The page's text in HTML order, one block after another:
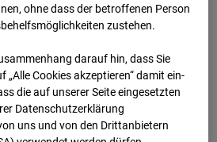
Neubau
BMTI
ohne dass der betroffenen Person
zustehen.
darauf hin, dass Sie
„Alle Cookies akzeptieren“ damit ein­
die auf unserer Seite eingesetzten
Datenschutzerklärung
uns und von den Drittanbietern